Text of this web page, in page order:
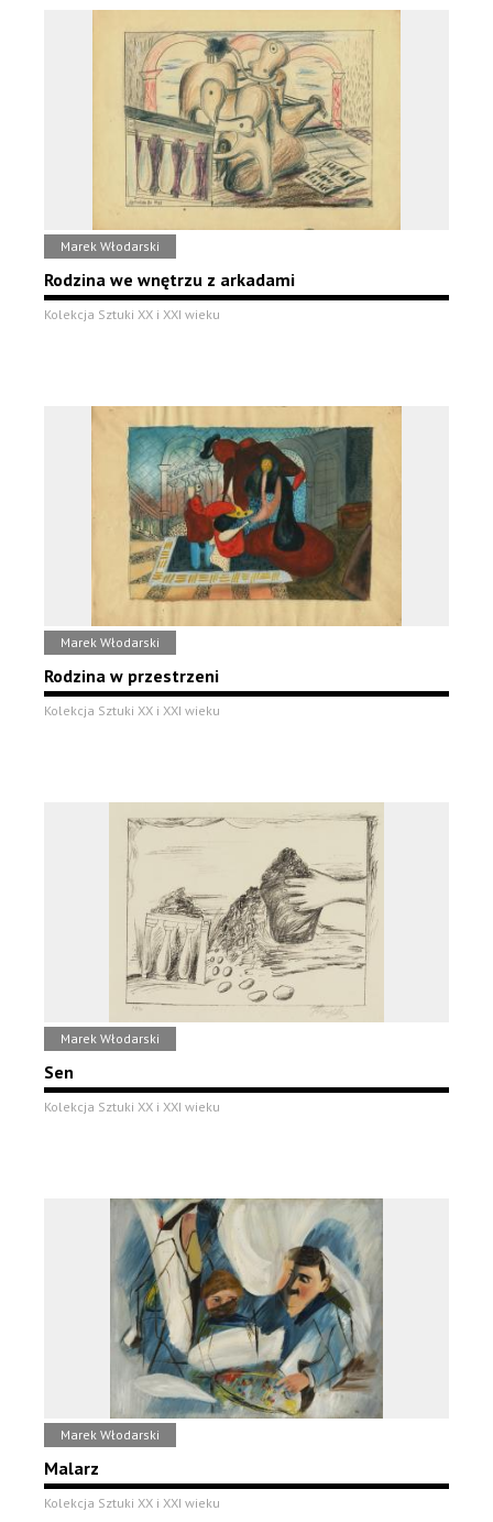
Marek Włodarski
Rodzina we wnętrzu z arkadami
Kolekcja Sztuki XX i XXI wieku
Marek Włodarski
Rodzina w przestrzeni
Kolekcja Sztuki XX i XXI wieku
Marek Włodarski
Sen
Kolekcja Sztuki XX i XXI wieku
Marek Włodarski
Malarz
Kolekcja Sztuki XX i XXI wieku